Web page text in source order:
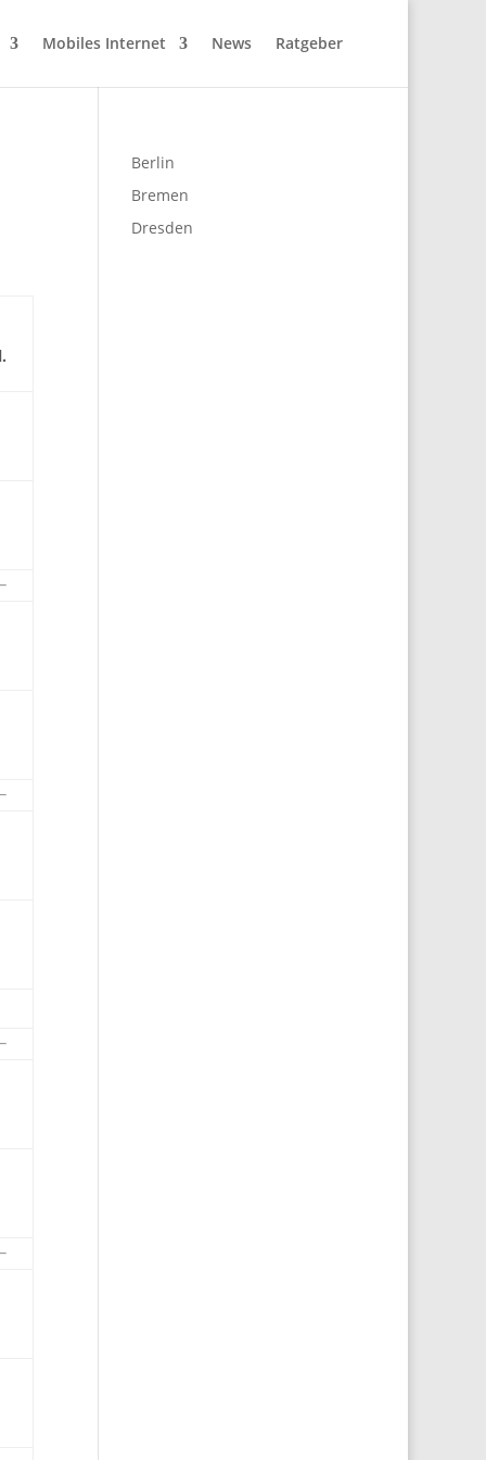
Mobiles Internet News Ratgeber
Berlin
Bremen
Dresden